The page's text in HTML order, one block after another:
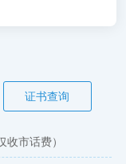
证书查询
收市话费）